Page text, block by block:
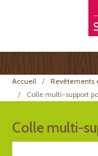
Accueil
Revêtements
Colle multi-support
Colle multi-